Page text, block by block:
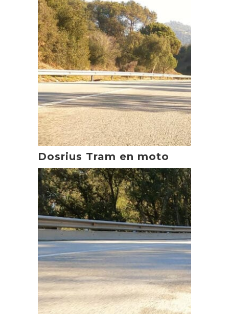
Dosrius Tram en moto